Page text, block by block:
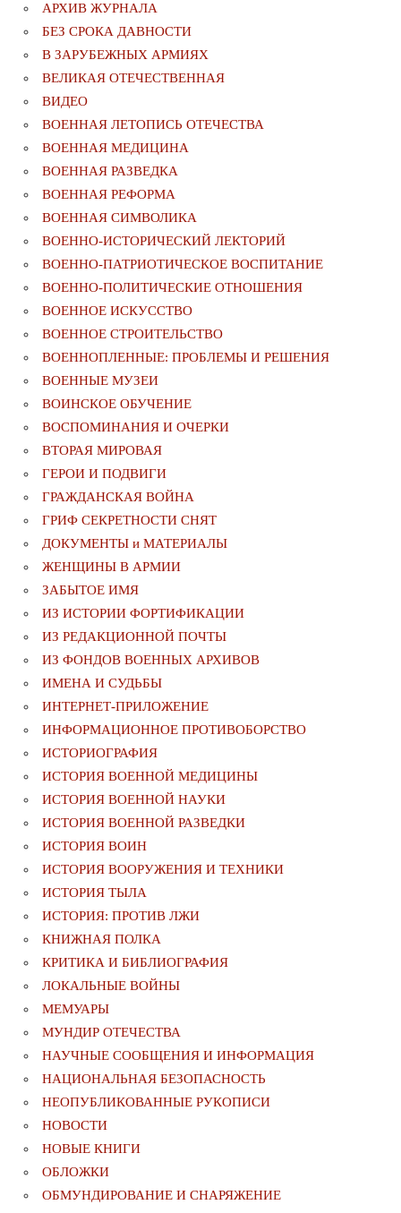
АРХИВ ЖУРНАЛА
БЕЗ СРОКА ДАВНОСТИ
В ЗАРУБЕЖНЫХ АРМИЯХ
ВЕЛИКАЯ ОТЕЧЕСТВЕННАЯ
ВИДЕО
ВОЕННАЯ ЛЕТОПИСЬ ОТЕЧЕСТВА
ВОЕННАЯ МЕДИЦИНА
ВОЕННАЯ РАЗВЕДКА
ВОЕННАЯ РЕФОРМА
ВОЕННАЯ СИМВОЛИКА
ВОЕННО-ИСТОРИЧЕСКИЙ ЛЕКТОРИЙ
ВОЕННО-ПАТРИОТИЧЕСКОЕ ВОСПИТАНИЕ
ВОЕННО-ПОЛИТИЧЕСКИE ОТНОШЕНИЯ
ВОЕННОЕ ИСКУССТВО
ВОЕННОЕ СТРОИТЕЛЬСТВО
ВОЕННОПЛЕННЫЕ: ПРОБЛЕМЫ И РЕШЕНИЯ
ВОЕННЫЕ МУЗЕИ
ВОИНСКОЕ ОБУЧЕНИЕ
ВОСПОМИНАНИЯ И ОЧЕРКИ
ВТОРАЯ МИРОВАЯ
ГЕРОИ И ПОДВИГИ
ГРАЖДАНСКАЯ ВОЙНА
ГРИФ СЕКРЕТНОСТИ СНЯТ
ДОКУМЕНТЫ и МАТЕРИАЛЫ
ЖЕНЩИНЫ В АРМИИ
ЗАБЫТОЕ ИМЯ
ИЗ ИСТОРИИ ФОРТИФИКАЦИИ
ИЗ РЕДАКЦИОННОЙ ПОЧТЫ
ИЗ ФОНДОВ ВОЕННЫХ АРХИВОВ
ИМЕНА И СУДЬБЫ
ИНТЕРНЕТ-ПРИЛОЖЕНИЕ
ИНФОРМАЦИОННОЕ ПРОТИВОБОРСТВО
ИСТОРИОГРАФИЯ
ИСТОРИЯ ВОЕННОЙ МЕДИЦИНЫ
ИСТОРИЯ ВОЕННОЙ НАУКИ
ИСТОРИЯ ВОЕННОЙ РАЗВЕДКИ
ИСТОРИЯ ВОИН
ИСТОРИЯ ВООРУЖЕНИЯ И ТЕХНИКИ
ИСТОРИЯ ТЫЛА
ИСТОРИЯ: ПРОТИВ ЛЖИ
КНИЖНАЯ ПОЛКА
КРИТИКА И БИБЛИОГРАФИЯ
ЛОКАЛЬНЫЕ ВОЙНЫ
МЕМУАРЫ
МУНДИР ОТЕЧЕСТВА
НАУЧНЫЕ СООБЩЕНИЯ И ИНФОРМАЦИЯ
НАЦИОНАЛЬНАЯ БЕЗОПАСНОСТЬ
НЕОПУБЛИКОВАННЫЕ РУКОПИСИ
НОВОСТИ
НОВЫЕ КНИГИ
ОБЛОЖКИ
ОБМУНДИРОВАНИЕ И СНАРЯЖЕНИЕ